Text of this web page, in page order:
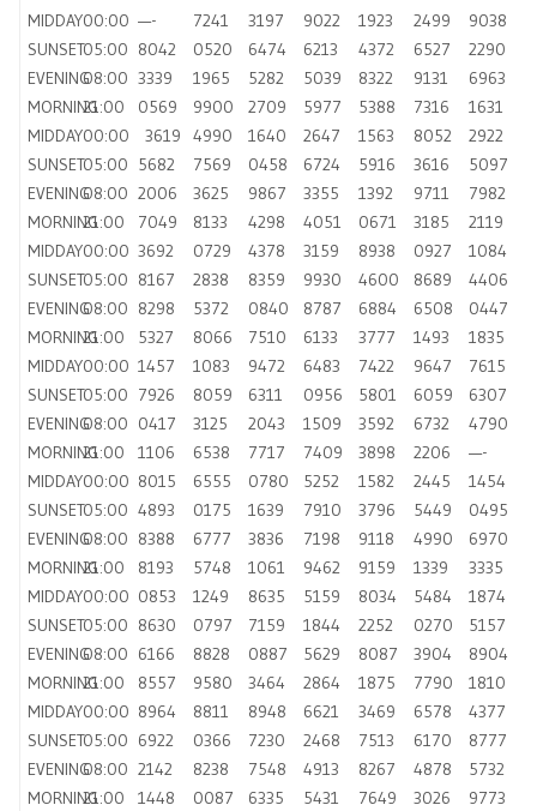
MIDDAY00:00 —- 7241 3197 9022 1923 2499
9038
SUNSET05:00 8042 0520 6474 6213 4372 6527
2290
EVENING08:00 3339 1965 5282 5039 8322 9131
6963
MORNING21:00 0569 9900 2709 5977 5388 7316
1631
MIDDAY00:00 3619 4990 1640 2647 1563 8052
2922
SUNSET05:00 5682 7569 0458 6724 5916 3616
5097
EVENING08:00 2006 3625 9867 3355 1392 9711
7982
MORNING21:00 7049 8133 4298 4051 0671 3185
2119
MIDDAY00:00 3692 0729 4378 3159 8938 0927
1084
SUNSET05:00 8167 2838 8359 9930 4600 8689
4406
EVENING08:00 8298 5372 0840 8787 6884 6508
0447
MORNING21:00 5327 8066 7510 6133 3777 1493
1835
MIDDAY00:00 1457 1083 9472 6483 7422 9647
7615
SUNSET05:00 7926 8059 6311 0956 5801 6059
6307
EVENING08:00 0417 3125 2043 1509 3592 6732
4790
MORNING21:00 1106 6538 7717 7409 3898 2206
—-
MIDDAY00:00 8015 6555 0780 5252 1582 2445
1454
SUNSET05:00 4893 0175 1639 7910 3796 5449
0495
EVENING08:00 8388 6777 3836 7198 9118 4990
6970
MORNING21:00 8193 5748 1061 9462 9159 1339
3335
MIDDAY00:00 0853 1249 8635 5159 8034 5484
1874
SUNSET05:00 8630 0797 7159 1844 2252 0270
5157
EVENING08:00 6166 8828 0887 5629 8087 3904
8904
MORNING21:00 8557 9580 3464 2864 1875 7790
1810
MIDDAY00:00 8964 8811 8948 6621 3469 6578
4377
SUNSET05:00 6922 0366 7230 2468 7513 6170
8777
EVENING08:00 2142 8238 7548 4913 8267 4878
5732
MORNING21:00 1448 0087 6335 5431 7649 3026
9773